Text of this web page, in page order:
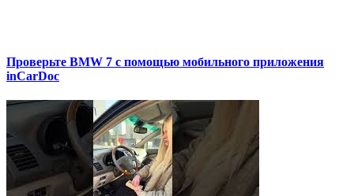
Проверьте BMW 7 с помощью мобильного приложения
inCarDoc